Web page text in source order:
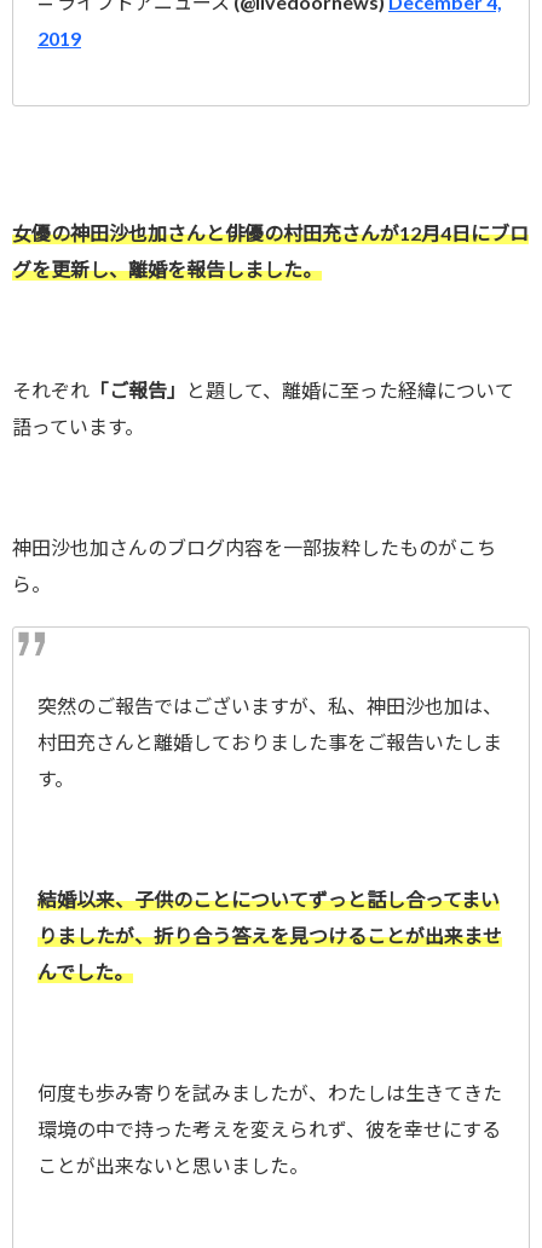
2019
女優の神田沙也加さんと俳優の村田充さんが12月4日にブロ
グを更新し、離婚を報告しました。
それぞれ 「ご報告」
と題して、離婚に至った経緯について
語っています。
神田沙也加さんのブログ内容を一部抜粋したものがこち
ら。
突然のご報告ではございますが、 私、神田沙也加は、
村田充さんと離婚しておりました事をご報告いたしま
す。
結婚以来、子供のことについてずっと話し合ってまい
りましたが、折り合う答えを見つけることが出来ませ
んでした。
何度も歩み寄りを試みましたが、わたしは生きてきた
環境の中で持った考えを変えられず、彼を幸せにする
ことが出来ないと思いました。